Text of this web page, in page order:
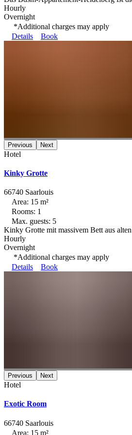
Hourly
Overnight
*Additional charges may apply
Details
Book
Previous Next
Hotel
Kinky Grotte
66740 Saarlouis
Area: 15 m²
Rooms: 1
Max. guests: 5
Kinky Grotte mit massivem Bett aus
Hourly
Overnight
*Additional charges may apply
Details
Book
Previous Next
Hotel
Exotic Room
66740 Saarlouis
Area: 15 m²